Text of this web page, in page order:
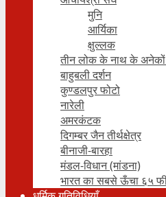
मुनि
आर्यिका
क्षुल्लक
तीन लोक के नाथ के
बाहुबली दर्शन
कुण्डलपुर फोटो
नारेली
अमरकंटक
दिगम्बर जैन तीर्थक्षेत्र
बीनाजी-बारहा
मंडल-विधान (मांडना)
भारत का सबसे ऊँचा ६५